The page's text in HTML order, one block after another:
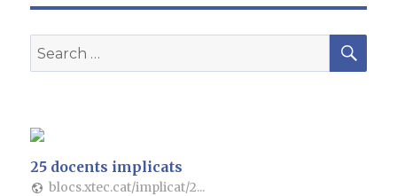
b
o
r
m
Search
for:
25 docents implicats
blocs.xtec.cat/implicat/2...